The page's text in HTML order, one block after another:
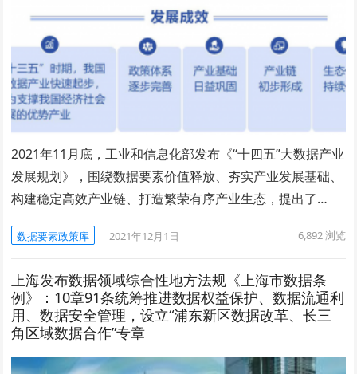
2021年11月底，工业和信息化部发布《“十四五”大数据产业
发展规划》，围绕数据要素价值释放、夯实产业发展基础、
构建稳定高效产业链、打造繁荣有序产业生态，提出了…
数据要素政策库 2021年12月1日 6,892浏览
上海发布数据领域综合性地方法规《上海市数据条
例》：10章91条统筹推进数据权益保护、数据流通利
用、数据安全管理，设立“浦东新区数据改革、长三
角区域数据合作”专章